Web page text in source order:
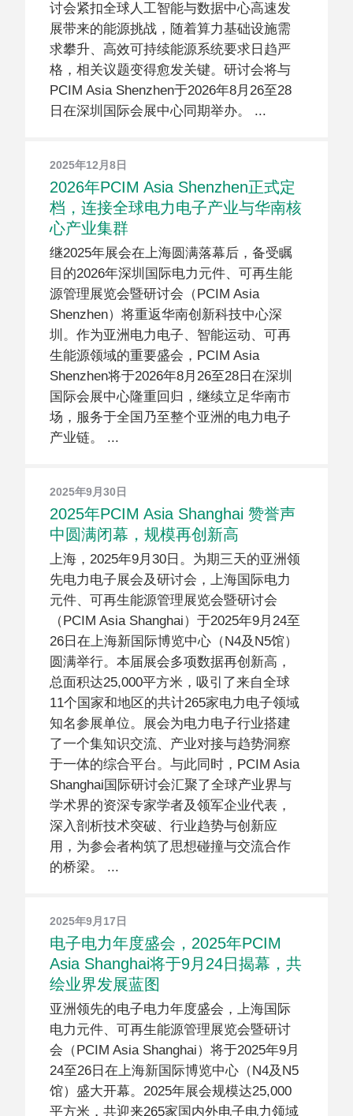
讨会紧扣全球人工智能与数据中心高速发
展带来的能源挑战，随着算力基础设施需
求攀升、高效可持续能源系统要求日趋严
格，相关议题变得愈发关键。研讨会将与
PCIM Asia Shenzhen于2026年8月26至28
日在深圳国际会展中心同期举办。
2025年12月8日
2026年PCIM Asia Shenzhen正式定
档，连接全球电力电子产业与华南核
心产业集群
继2025年展会在上海圆满落幕后，备受瞩
目的2026年深圳国际电力元件、可再生能
源管理展览会暨研讨会（PCIM Asia
Shenzhen）将重返华南创新科技中心深
圳。作为亚洲电力电子、智能运动、可再
生能源领域的重要盛会，PCIM Asia
Shenzhen将于2026年8月26至28日在深圳
国际会展中心隆重回归，继续立足华南市
场，服务于全国乃至整个亚洲的电力电子
产业链。
2025年9月30日
2025年PCIM Asia Shanghai 赞誉声
中圆满闭幕，规模再创新高
上海，2025年9月30日。为期三天的亚洲领
先电力电子展会及研讨会，上海国际电力
元件、可再生能源管理展览会暨研讨会
（PCIM Asia Shanghai）于2025年9月24至
26日在上海新国际博览中心（N4及N5馆）
圆满举行。本届展会多项数据再创新高，
总面积达25,000平方米，吸引了来自全球
11个国家和地区的共计265家电力电子领域
知名参展单位。展会为电力电子行业搭建
了一个集知识交流、产业对接与趋势洞察
于一体的综合平台。与此同时，PCIM Asia
Shanghai国际研讨会汇聚了全球产业界与
学术界的资深专家学者及领军企业代表，
深入剖析技术突破、行业趋势与创新应
用，为参会者构筑了思想碰撞与交流合作
的桥梁。
2025年9月17日
电子电力年度盛会，2025年PCIM
Asia Shanghai将于9月24日揭幕，共
绘业界发展蓝图
亚洲领先的电子电力年度盛会，上海国际
电力元件、可再生能源管理展览会暨研讨
会（PCIM Asia Shanghai）将于2025年9月
24至26日在上海新国际博览中心（N4及N5
馆）盛大开幕。2025年展会规模达25,000
平方米，共迎来265家国内外电子电力领域